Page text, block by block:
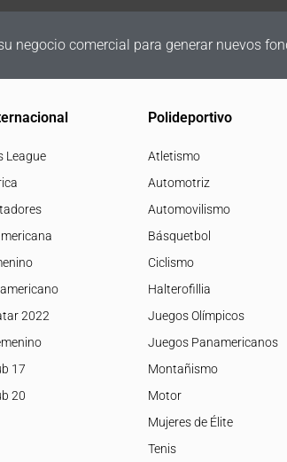
negocio comercial para generar nuevos
League
2022
17
20
Polideportivo
Atletismo
Automotriz
Automovilismo
Básquetbol
Ciclismo
Halterofillia
Juegos Olímpicos
Juegos Panamericanos
Montañismo
Motor
Mujeres de Élite
Tenis